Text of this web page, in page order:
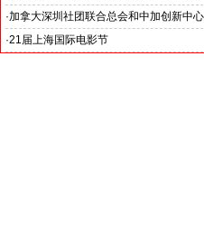
·加拿大深圳社团联合总会和中加创新中
创新中心”开业仪式和“中美投资合作交流会”
·21届上海国际电影节